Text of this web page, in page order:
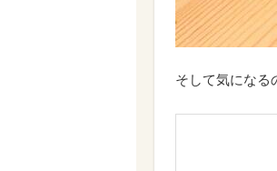
そして気になる